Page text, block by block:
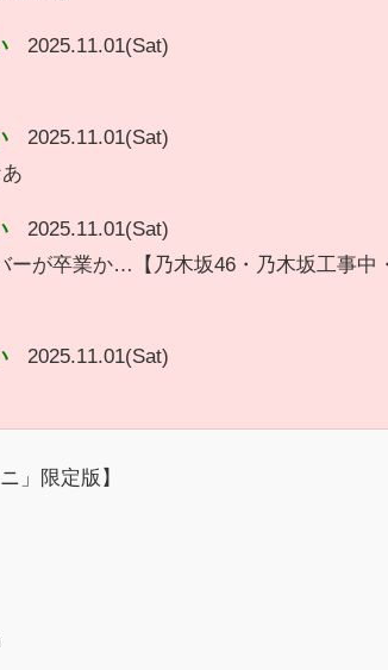
2025.11.01(Sat)
2025.11.01(Sat)
2025.11.01(Sat)
ーが卒業か…【乃木坂46・乃木坂工事中
2025.11.01(Sat)
」限定版】